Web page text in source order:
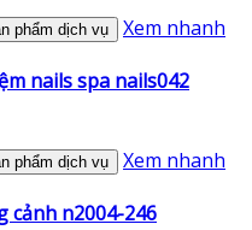
phẩm dịch vụ Xem nhanh
nails spa nails042
phẩm dịch vụ Xem nhanh
cảnh n2004-246